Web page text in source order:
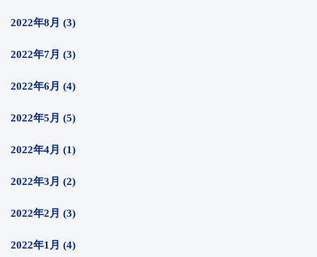
2022年8月 (3)
2022年7月 (3)
2022年6月 (4)
2022年5月 (5)
2022年4月 (1)
2022年3月 (2)
2022年2月 (3)
2022年1月 (4)